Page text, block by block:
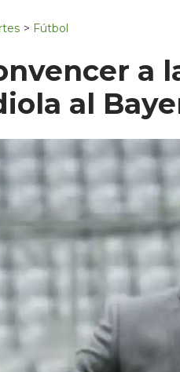
> Fútbol
a
al